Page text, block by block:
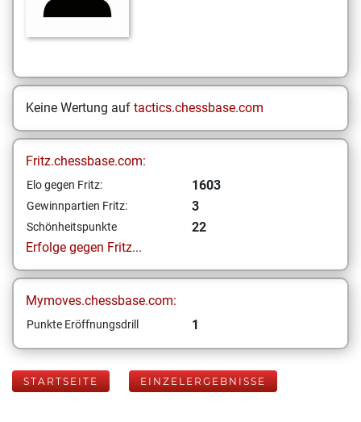
Keine Wertung auf tactics.chessbase.com
Fritz.chessbase.com:
Elo gegen Fritz: 1603
Gewinnpartien Fritz: 3
Schönheitspunkte
22
Erfolge gegen Fritz...
Mymoves.chessbase.com:
Punkte Eröffnungsdrill 1
STARTSEITE EINZELERGEBNISSE